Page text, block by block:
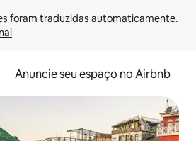
Anuncie seu espaço no Airbnb